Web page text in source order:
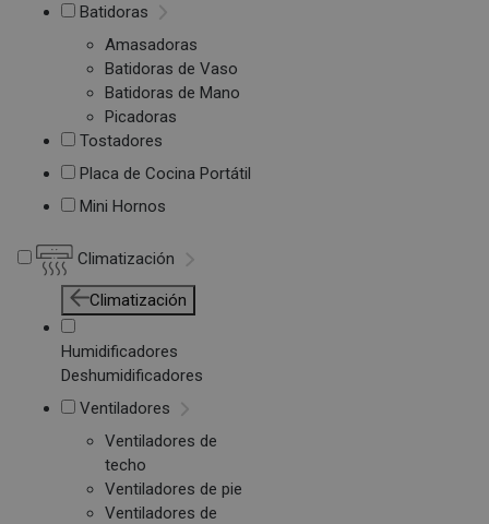
Batidoras
Amasadoras
Batidoras de Vaso
Batidoras de Mano
Picadoras
Tostadores
Placa de Cocina Portátil
Mini Hornos
Climatización
Climatización
Humidificadores
Deshumidificadores
Ventiladores
Ventiladores de
techo
Ventiladores de pie
Ventiladores de